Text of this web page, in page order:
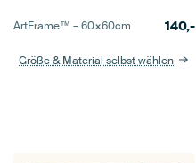
ArtFrame™ –60×60cm 140,-
Größe & Material selbst wählen